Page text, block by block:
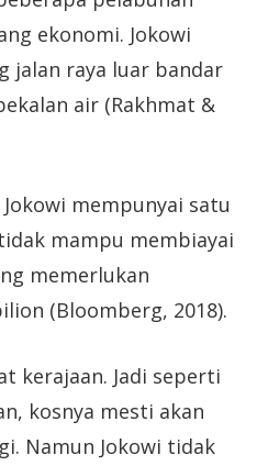
ekonomi. Jokowi
jalan raya luar bandar
air (Rakhmat &
mempunyai satu
mampu membiayai
memerlukan
(Bloomberg, 2018).
kerajaan. Jadi seperti
kosnya mesti akan
Namun Jokowi tidak